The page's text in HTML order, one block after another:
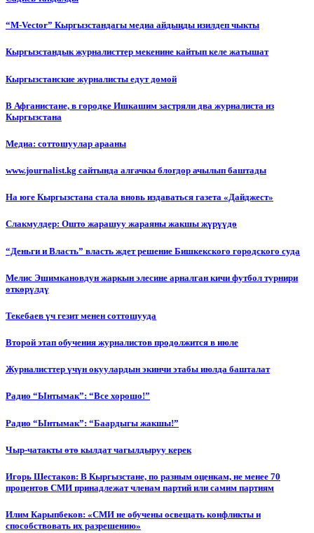
“М-Vector” Кыргызстандагы медиа айдыңды изилдеп чыкты
Кыргызстандык журналисттер мекенине кайтып келе жатышат
Кыргызстанские журналисты едут домой
В Афганистане, в городке Ишкашим застряли два журналиста из
Кыргызстана
Медиа: соттошуулар арааны
www.journalist.kg сайтында алгачкы блогдор ачылып баштады
На юге Кыргызстана стала вновь издаваться газета «Дайджест»
Слакмулдер: Ошто жарашуу жараяны жакшы жүрүүдө
“Деньги и Власть” власть ждет решение Бишкекского городского суда
Мелис Эшимкановдун жаркын элесине арналган кичи футбол турнири
өткөрүлдү
Текебаев үч гезит менен соттошууда
Второй этап обучения журналистов продолжится в июле
Журналисттер үчүн окуулардын экинчи этабы июлда башталат
Радио “Ынтымак”: “Все хорошо!”
Радио “Ынтымак”: “Баардыгы жакшы!”
Чыр-чатакты өтө кылдат чагылдыруу керек
Игорь Шестаков: В Кыргызстане, по разным оценкам, не менее 70
процентов СМИ принадлежат членам партий или самим партиям
Илим Карыпбеков: «СМИ не обучены освещать конфликты и
способствовать их разрешению»